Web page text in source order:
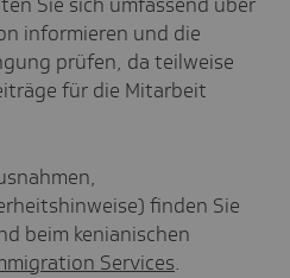
Sie sich umfassend über
informieren und die
prüfen, da teilweise
für die Mitarbeit
finden Sie
beim kenianischen
Services.